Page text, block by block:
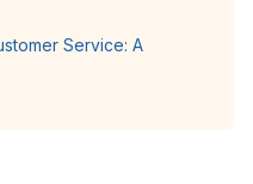
Service: A